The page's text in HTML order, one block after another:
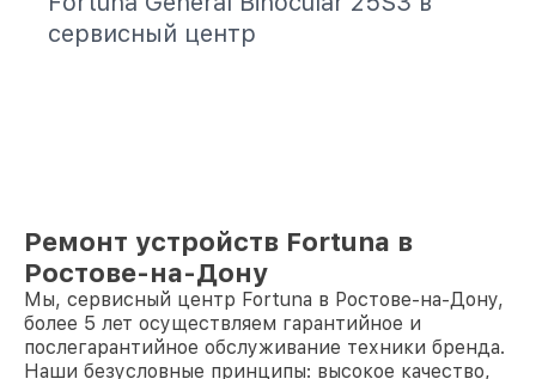
сервисный центр
Ремонт устройств Fortuna в
Ростове-на-Дону
Мы, сервисный центр Fortuna в Ростове-на-Дону,
более 5 лет осуществляем гарантийное и
послегарантийное обслуживание техники бренда.
Наши безусловные принципы: высокое качество,